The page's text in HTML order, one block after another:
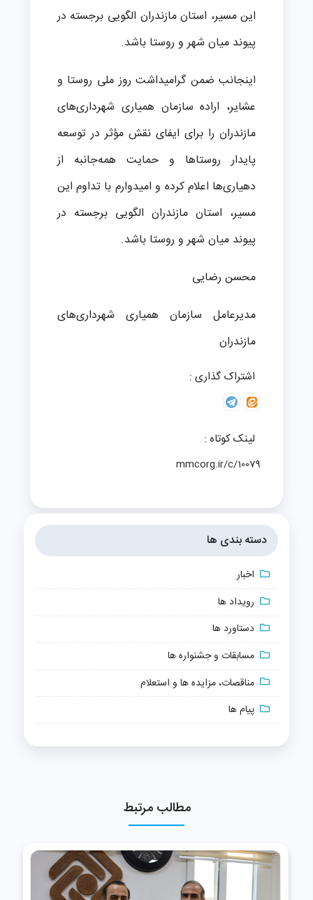
این مسیر، استان مازندران الگویی برجسته در
پیوند میان شهر و روستا باشد.
اینجانب ضمن گرامیداشت روز ملی روستا و
عشایر، اراده سازمان همیاری شهرداری‌های
مازندران را برای ایفای نقش مؤثر در توسعه
پایدار روستاها و حمایت همه‌جانبه از
دهیاری‌ها اعلام کرده و امیدوارم با تداوم این
مسیر، استان مازندران الگویی برجسته در
پیوند میان شهر و روستا باشد.
محسن رضایی
مدیرعامل سازمان همیاری شهرداری‌های
مازندران
اشتراک گذاری :
لینک کوتاه :
mmcorg.ir/c/10079
دسته بندی ها
اخبار
رویداد ها
دستاورد ها
مسابقات و جشنواره ها
مناقصات، مزایده ها و استعلام
پیام ها
مطالب مرتبط